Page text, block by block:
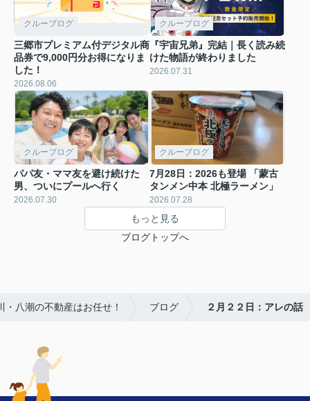
クルーブログ
三郷市プレミアム付デジタル商
品券で9,000円分お得になりま
した！
2026.08.06
クルーブログ
『宇宙兄弟』完結｜長く読み続
けた物語が終わりました
2026.07.31
クルーブログ
パパ友・ママ友を避け続けた
男、ついにプールへ行く
2026.07.30
クルーブログ
7月28日：2026も登場 「蒙古
タンメン中本 北極ラーメン」
2026.07.28
もっと見る
ブログトップへ
八潮の不動産はお任せ！ ブログ ２月２２日：アレの話